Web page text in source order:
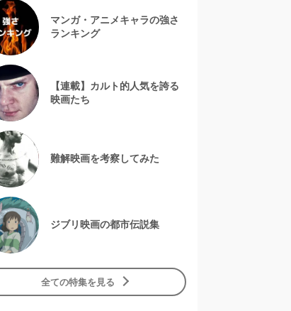
マンガ・アニメキャラの強さ
ランキング
【連載】カルト的人気を誇る
映画たち
難解映画を考察してみた
ジブリ映画の都市伝説集
全ての特集を見る